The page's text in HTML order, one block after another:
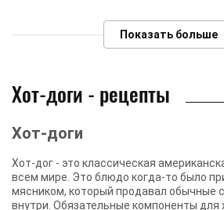
Показать больше
Хот-доги - рецепты
Хот-доги
Хот-дог - это классическая
всем мире. Это блюдо когда-то было
мясником, который продавал обычные
внутри. Обязательные компоненты для